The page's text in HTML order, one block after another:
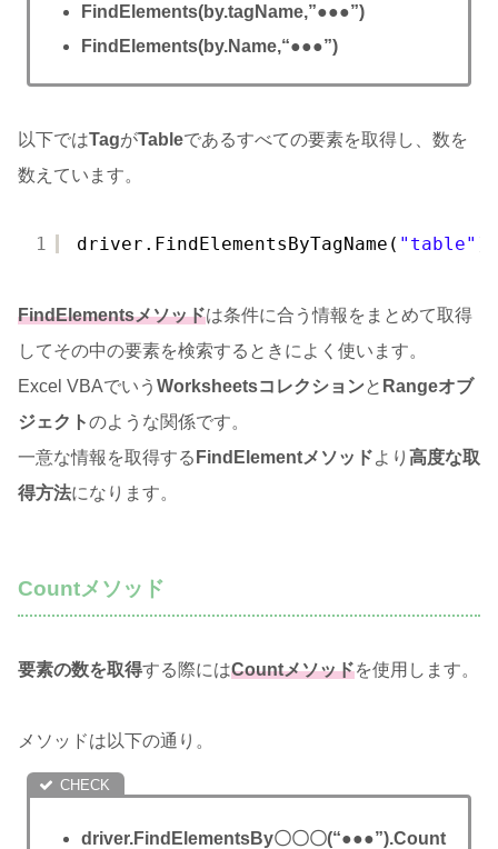
FindElements(by.tagName,”●●●”)
FindElements(by.Name,“●●●”)
以下ではTagがTableであるすべての要素を取得し、数を
数えています。
1 driver.FindElementsByTagName( "table"
FindElementsメソッドは条件に合う情報をまとめて取得
してその中の要素を検索するときによく使います。
Excel VBAでいう Worksheetsコレクションと Rangeオブ
ジェクトのような関係です。
一意な情報を取得する FindElementメソッドより 高度な取
得方法になります。
Countメソッド
要素の数を取得する際にはCountメソッドを使用します。
メソッドは以下の通り。
driver.FindElementsBy〇〇〇(“●●●”).Count